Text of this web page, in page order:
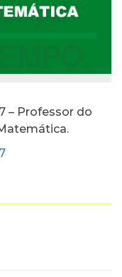
– Professor do